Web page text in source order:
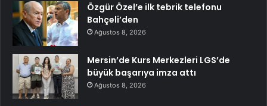
Özgür Özel’e ilk tebrik telefonu
Bahçeli’den
Ağustos 8, 2026
Mersin’de Kurs Merkezleri LGS’de
büyük başarıya imza attı
Ağustos 8, 2026